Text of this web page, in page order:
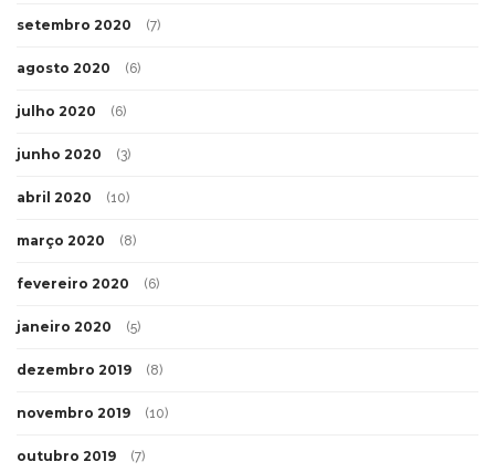
setembro 2020 (7)
agosto 2020 (6)
julho 2020 (6)
junho 2020 (3)
abril 2020 (10)
março 2020 (8)
fevereiro 2020 (6)
janeiro 2020 (5)
dezembro 2019 (8)
novembro 2019 (10)
outubro 2019 (7)